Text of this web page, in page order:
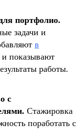
портфолио.
задачи и
в
и показывают
работы.
с
Стажировка
поработать с